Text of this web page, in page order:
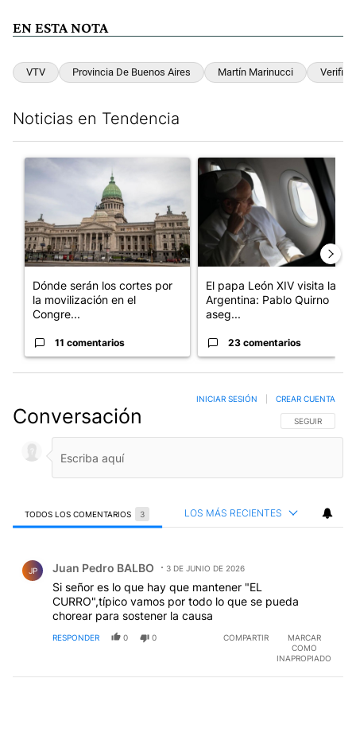
EN ESTA NOTA
VTV Provincia De Buenos Aires Martín Marinucci
Noticias en Tendencia
Un artículo de tendencia con el título "Dónde serán los cortes
Dónde serán los cortes por
la movilización en el
Congre...
11 comentarios
Un artículo de tendencia
El papa León XIV visita la
Argentina: Pablo Quirno
aseg...
23 comentarios
Conversación SIGA ESTA
SEGUIR
INICIAR SESIÓN CREAR CUENTA
TODOS LOS COMENTARIOS 3 LOS MÁS RECIENTES
JP Juan Pedro BALBO 3 DE JUNIO DE 2026
Si señor es lo que hay que mantener "EL
CURRO",típico vamos por todo lo que se pueda
chorear para sostener la causa
RESPONDER 0 0 COMPARTIR
MARCAR
COMO
INAPROPIADO